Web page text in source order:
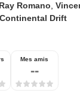
Ray Romano
Drift
Mes amis
--